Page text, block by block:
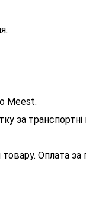
Meest.
за транспортні
Оплата за